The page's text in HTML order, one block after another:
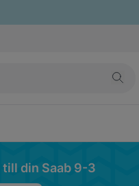
din Saab 9-3